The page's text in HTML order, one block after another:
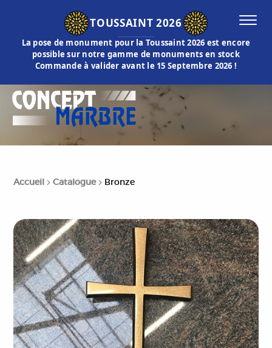
TOUSSAINT 2026
La pose de monument pour la Toussaint 2026 est encore
possible sur notre gamme de monuments en stock
Commande à valider avant le 15 Septembre 2026 !
Accueil Catalogue Bronze